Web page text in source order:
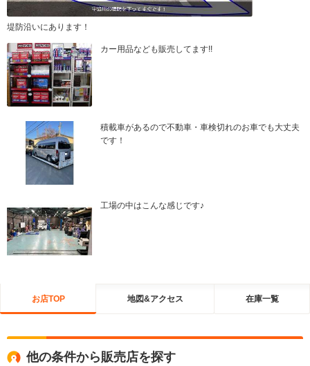
堤防沿いにあります！
カー用品なども販売してます!!
積載車があるので不動車・車検切れのお車でも大丈夫
です！
工場の中はこんな感じです♪
お店TOP 地図&アクセス 在庫一覧
他の条件から販売店を探す